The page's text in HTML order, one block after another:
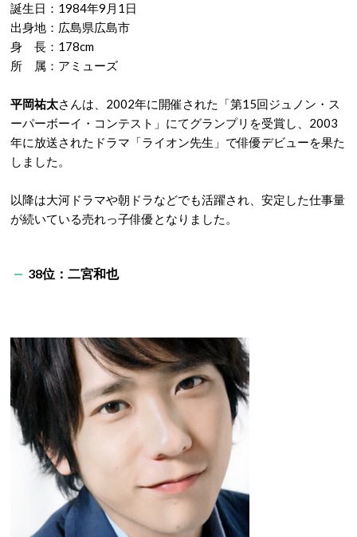
誕生日：1984年9月1日
出身地：広島県広島市
身 長：178cm
所 属：アミューズ
平岡祐太さんは、2002年に開催された「第15回ジュノン・ス
ーパーボーイ・コンテスト」にてグランプリを受賞し、2003
年に放送されたドラマ「ライオン先生」で俳優デビューを果た
しました。
以降は大河ドラマや朝ドラなどでも活躍され、安定した仕事量
が続いている売れっ子俳優となりました。
38位：二宮和也